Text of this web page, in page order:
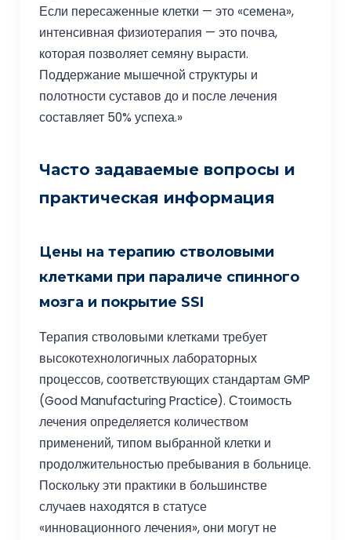
Если пересаженные клетки — это «семена»,
интенсивная физиотерапия — это почва,
которая позволяет семяну вырасти.
Поддержание мышечной структуры и
полотности суставов до и после лечения
составляет 50% успеха.»
Часто задаваемые вопросы и
практическая информация
Цены на терапию стволовыми
клетками при параличе спинного
мозга и покрытие SSI
Терапия стволовыми клетками требует
высокотехнологичных лабораторных
процессов, соответствующих стандартам GMP
(Good Manufacturing Practice). Стоимость
лечения определяется количеством
применений, типом выбранной клетки и
продолжительностью пребывания в больнице.
Поскольку эти практики в большинстве
случаев находятся в статусе
«инновационного лечения», они могут не